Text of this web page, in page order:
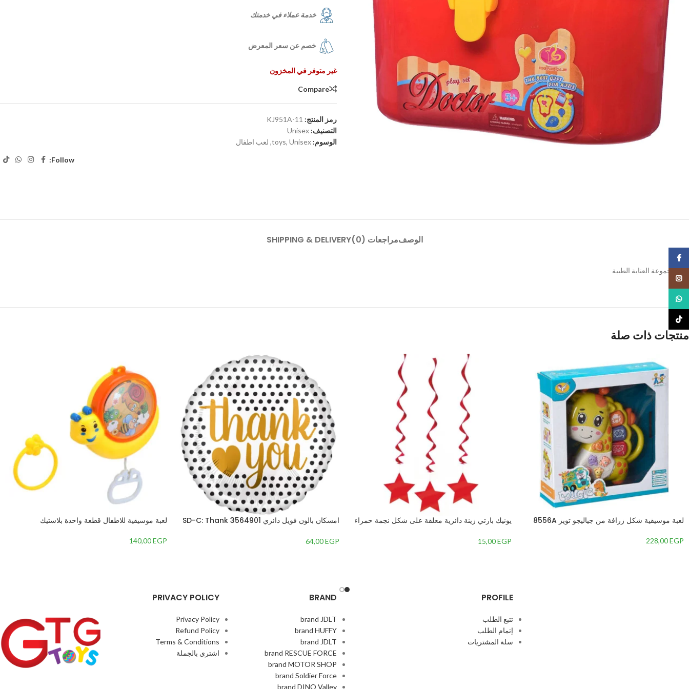
خدمة عملاء في خدمتك
خصم عن سعر المعرض
غير متوفر في المخزون
Compare
رمز المنتج: KJ951A-11
التصنيف: Unisex
الوسوم:
toys, Unisex
, لعب اطفال
Follow:
الوصفمراجعات (0) SHIPPING & DELIVERY
لعبة مجموعة العناية الطبية
منتجات ذات صلة
لعبة موسيقية شكل زرافة من جياليجو تويز 8556A
228,00EGP
يونيك بارتي زينة دائرية معلقة على شكل نجمة حمراء
15,00EGP
امسكان بالون فويل دائري 3564901 SD-C: Thank
64,00EGP
لعبة موسيقية للاطفال قطعة واحدة بلاستيك
140,00EGP
PROFILE
تتبع الطلب
إتمام الطلب
سلة المشتريات
BRAND
brand JDLT
brand HUFFY
brand JDLT
brand RESCUE FORCE
brand MOTOR SHOP
brand Soldier Force
brand DINO Valley
PRIVACY POLICY
Privacy Policy
Refund Policy
Terms & Conditions
اشتري بالجملة
Instagram